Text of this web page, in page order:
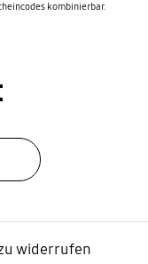
kombinierbar.
widerrufen